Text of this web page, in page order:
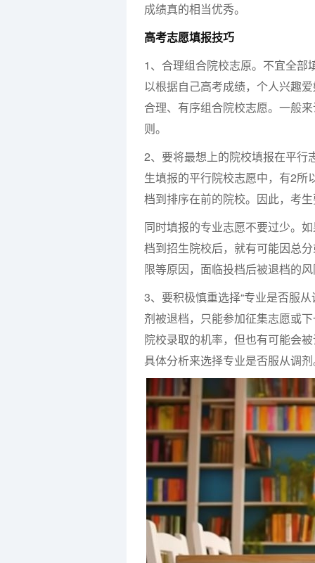
成绩真的相当优秀。
高考志愿填报技巧
1、合理组合院校志原。不宜全部
以根据自己高考成绩，个人兴趣
合理、有序组合院校志愿。一般
则。
2、要将最想上的院校填报在平行
生填报的平行院校志愿中，有2所
档到排序在前的院校。因此，考
同时填报的专业志愿不要过少。
档到招生院校后，就有可能因总
限等原因，面临投档后被退档的
3、要积极慎重选择“专业是否服
剂被退档，只能参加征集志愿或
院校录取的机率，但也有可能会
具体分析来选择专业是否服从调